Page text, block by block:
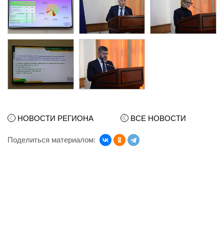
НОВОСТИ РЕГИОНА ВСЕ НОВОСТИ
Поделиться материалом: